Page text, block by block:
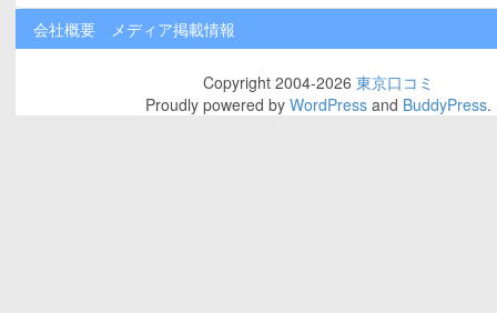
会社概要 メディア掲載情報
Copyright 2004-2026 東京口コミ
Proudly powered by WordPressand BuddyPress.